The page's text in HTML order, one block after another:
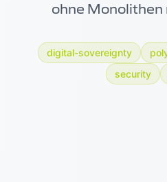
ohne Monolithen
digital-sovereignty
security